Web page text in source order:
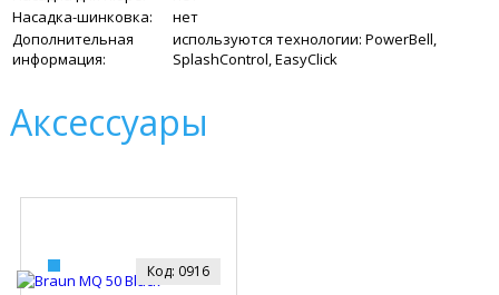
Насадка-шинковка:
нет
Дополнительная
информация:
используются технологии: PowerBell,
SplashControl, EasyClick
Аксессуары
Код: 0916